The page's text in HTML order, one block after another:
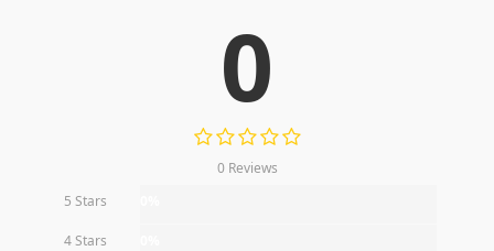
0
0 Reviews
5 Stars
4 Stars